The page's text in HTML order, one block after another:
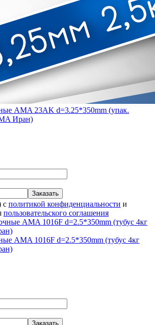
AMA 23AK d=3.25*350mm (упак.
Иран)
с политикой конфиденциальности и
пользовательского соглашения
AMA 1016F d=2.5*350mm (тубус 4кг